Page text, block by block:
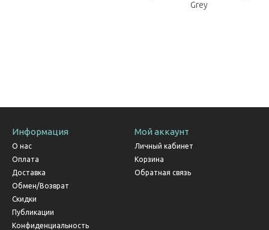
Grey
Информация
О нас
Оплата
Доставка
Обмен/Возврат
Скидки
Публикации
Конфиденциальность
Мой аккаунт
Личный кабинет
Корзина
Обратная связь